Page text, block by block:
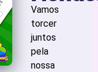
Vamos
torcer
juntos
pela
nossa